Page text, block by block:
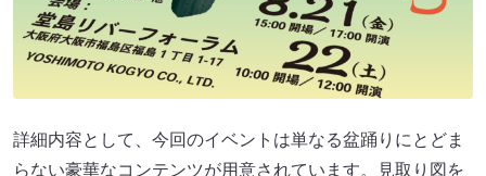
詳細内容として、今回のイベントは単なる盆踊りにとどま
らない豪華なコンテンツが用意されています。見取り図を